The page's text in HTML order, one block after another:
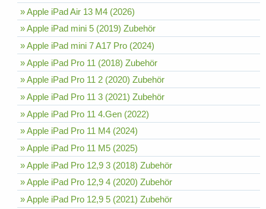
» Apple iPad Air 13 M4 (2026)
» Apple iPad mini 5 (2019) Zubehör
» Apple iPad mini 7 A17 Pro (2024)
» Apple iPad Pro 11 (2018) Zubehör
» Apple iPad Pro 11 2 (2020) Zubehör
» Apple iPad Pro 11 3 (2021) Zubehör
» Apple iPad Pro 11 4.Gen (2022)
» Apple iPad Pro 11 M4 (2024)
» Apple iPad Pro 11 M5 (2025)
» Apple iPad Pro 12,9 3 (2018) Zubehör
» Apple iPad Pro 12,9 4 (2020) Zubehör
» Apple iPad Pro 12,9 5 (2021) Zubehör